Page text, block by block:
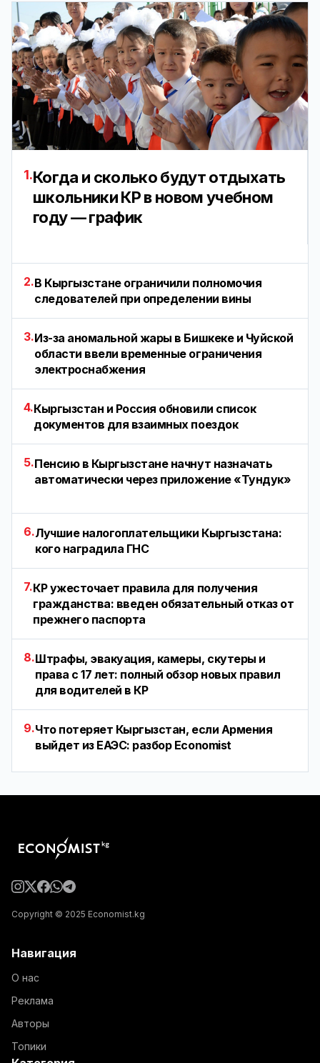
1.Когда и сколько будут отдыхать
школьники КР в новом учебном
году — график
2.В Кыргызстане ограничили полномочия
следователей при определении вины
3.Из-за аномальной жары в Бишкеке и Чуйской
области ввели временные ограничения
электроснабжения
4.Кыргызстан и Россия обновили список
документов для взаимных поездок
5.Пенсию в Кыргызстане начнут назначать
автоматически через приложение «Тундук»
6.Лучшие налогоплательщики Кыргызстана:
кого наградила ГНС
7.КР ужесточает правила для получения
гражданства: введен обязательный отказ от
прежнего паспорта
8.Штрафы, эвакуация, камеры, скутеры и
права с 17 лет: полный обзор новых правил
для водителей в КР
9.Что потеряет Кыргызстан, если Армения
выйдет из ЕАЭС: разбор Economist
Copyright © 2025 Economist.kg
Навигация
О нас
Реклама
Авторы
Топики